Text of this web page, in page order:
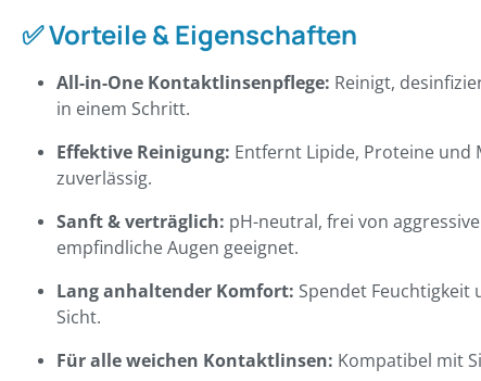
✅Vorteile & Eigenschaften
All-in-One Kontaktlinsenpflege: Reinigt,
in einem Schritt.
Effektive Reinigung: Entfernt Lipide, Proteine und
zuverlässig.
Sanft & verträglich: pH-neutral, frei von
empfindliche Augen geeignet.
Lang anhaltender Komfort: Spendet
Sicht.
Für alle weichen Kontaktlinsen: Kompatibel mit